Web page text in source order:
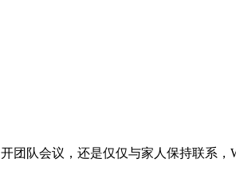
队会议，还是仅仅与家人保持联系，